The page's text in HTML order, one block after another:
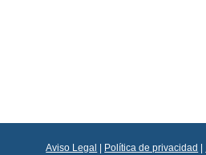
Aviso Legal Política de privacidad